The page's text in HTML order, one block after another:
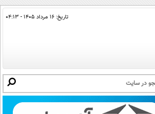
تاریخ: ۱۶ مرداد ۱۴۰۵ - ۰۴:۱۳